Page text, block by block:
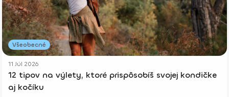
Všeobecné
11 Júl 2026
12 tipov na výlety, ktoré prispôsobíš svojej kondičke
aj kočíku